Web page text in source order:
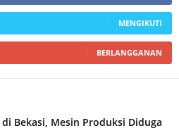
MENGIKUTI
BERLANGGANAN
Bekasi, Mesin Produksi Diduga